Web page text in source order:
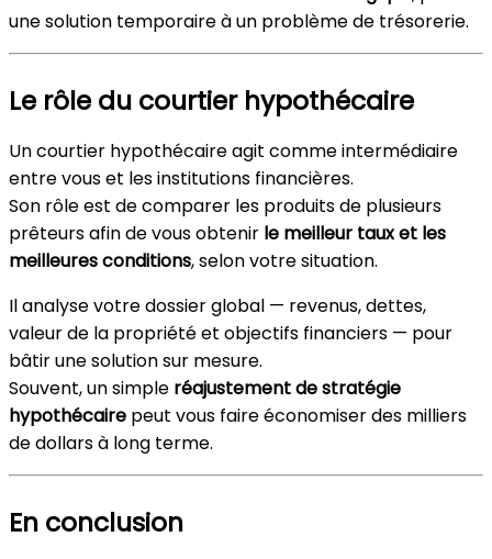
une solution temporaire à un problème de trésorerie.
Le rôle du courtier hypothécaire
Un courtier hypothécaire agit comme intermédiaire
entre vous et les institutions financières.
Son rôle est de comparer les produits de plusieurs
prêteurs afin de vous obtenir le meilleur taux et les
meilleures conditions, selon votre situation.
Il analyse votre dossier global — revenus, dettes,
valeur de la propriété et objectifs financiers — pour
bâtir une solution sur mesure.
Souvent, un simple réajustement de stratégie
hypothécaire peut vous faire économiser des milliers
de dollars à long terme.
En conclusion